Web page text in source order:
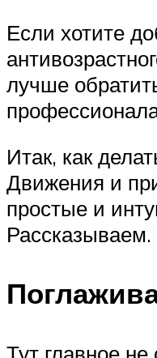
Если хотите
лучше
Итак, как
Движения и
простые и
Рассказываем.